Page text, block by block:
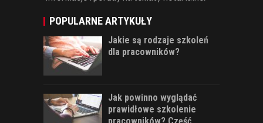
POPULARNE ARTYKUŁY
Jakie są rodzaje szkoleń
dla pracowników?
Jak powinno wyglądać
prawidłowe szkolenie